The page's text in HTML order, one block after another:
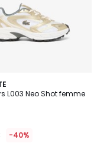
L003 Neo Shot femme
-40%